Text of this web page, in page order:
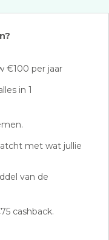
€100 per jaar
in 1
met wat jullie
van de
cashback.